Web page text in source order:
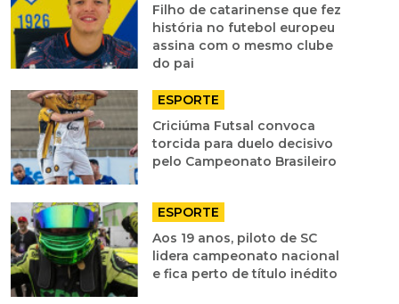
Filho de catarinense que fez
história no futebol europeu
assina com o mesmo clube
do pai
ESPORTE
Criciúma Futsal convoca
torcida para duelo decisivo
pelo Campeonato Brasileiro
ESPORTE
Aos 19 anos, piloto de SC
lidera campeonato nacional
e fica perto de título inédito